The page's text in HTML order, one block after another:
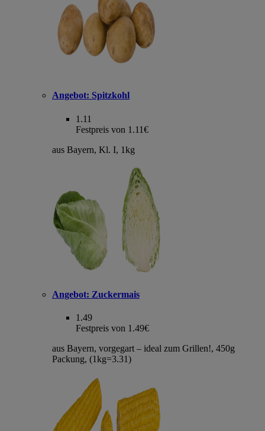
Angebot: Spitzkohl
1.11
Festpreis von 1.11€
aus Bayern, Kl. I, 1kg
Angebot: Zuckermais
1.49
Festpreis von 1.49€
aus Bayern, vorgegart – ideal zum Grillen!, 450g
Packung, (1kg=3.31)